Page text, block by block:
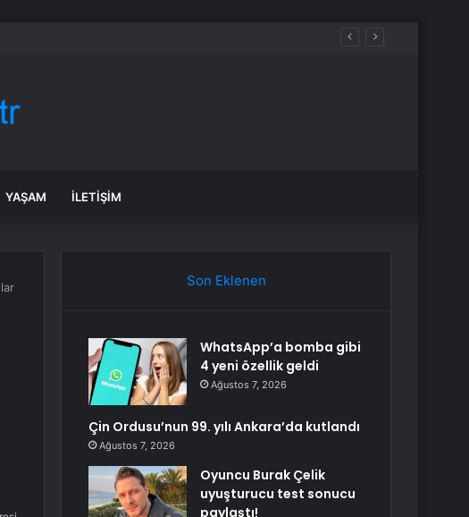
YAŞAM İLETIŞIM
Son Eklenen
WhatsApp’a bomba gibi
4 yeni özellik geldi
Ağustos 7, 2026
Çin Ordusu’nun 99. yılı Ankara’da kutlandı
Ağustos 7, 2026
Oyuncu Burak Çelik
uyuşturucu test sonucu
paylaştı!